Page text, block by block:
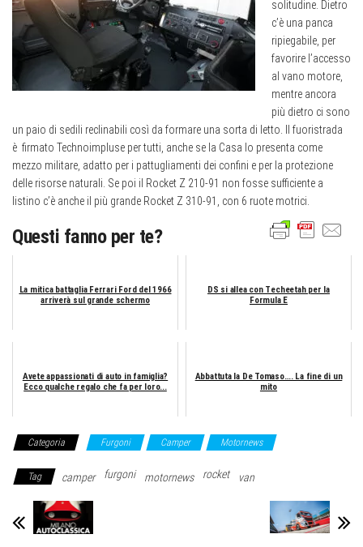
solitudine. Dietro
c’è una panca
ripiegabile, per
favorire l’accesso
al vano motore,
mentre ancora
più dietro ci sono
un paio di sedili reclinabili così da formare una sorta di letto. Il fuoristrada
è firmato Technoimpluse per tutti, anche se la Casa lo presenta come
mezzo militare, adatto per i pattugliamenti dei confini e per la protezione
delle risorse naturali. Se poi il Rocket Z 210-91 non fosse sufficiente a
listino c’è anche il più grande Rocket Z 310-91, con 6 ruote motrici.
Questi fanno per te?
La mitica battaglia Ferrari Ford del 1966
arriverà sul grande schermo
DS si allea con Techeetah per la
Formula E
Avete appassionati di auto in famiglia?
Ecco qualche regalo che fa per loro...
Abbattuta la De Tomaso…. La fine di un
mito
Categoria Furgoni Camper Motornews
Tag camper furgoni motornews rocket van